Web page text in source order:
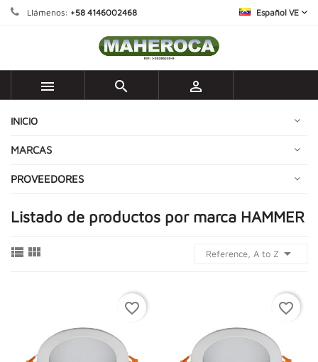
Llámenos: +58 4146002468 Español VE
  
INICIO
MARCAS
PROVEEDORES
Listado de productos por marca HAMMER
  Reference, A to Z 
favorite_border favorite_border